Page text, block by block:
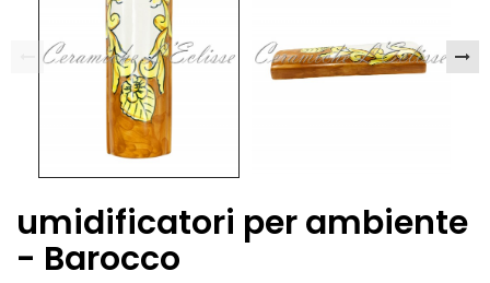
umidificatori per ambiente
- Barocco